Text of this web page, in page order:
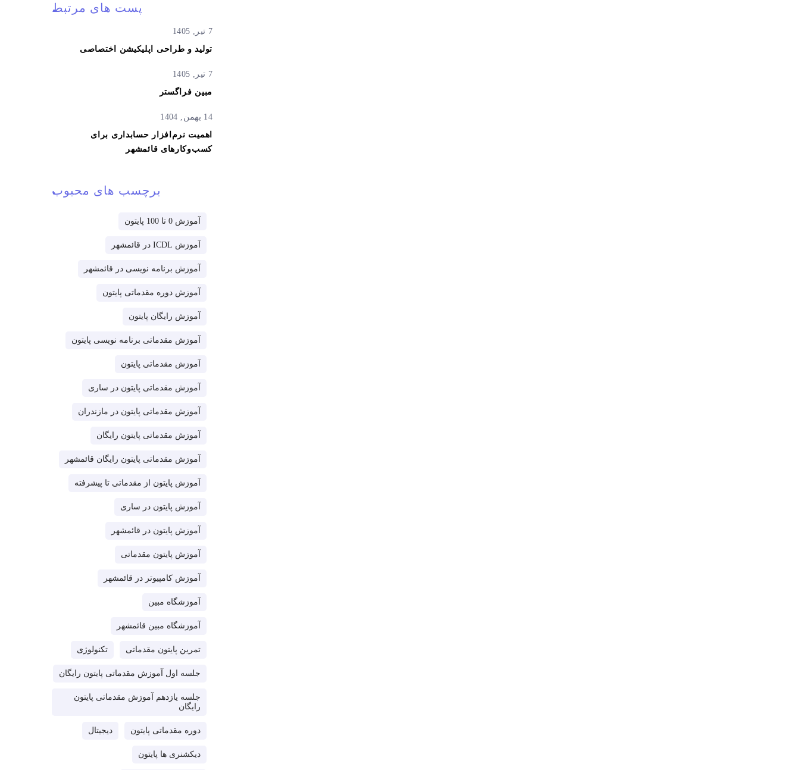
پست های مرتبط
7 تیر, 1405
تولید و طراحی اپلیکیشن اختصاصی
7 تیر, 1405
مبین فراگستر
14 بهمن, 1404
اهمیت نرم‌افزار حسابداری برای
کسب‌وکارهای قائمشهر
برچسب های محبوب
آموزش 0 تا 100 پایتون
آموزش ICDL در قائمشهر
آموزش برنامه نویسی در قائمشهر
آموزش دوره مقدماتی پایتون
آموزش رایگان پایتون
آموزش مقدماتی برنامه نویسی پایتون
آموزش مقدماتی پایتون
آموزش مقدماتی پایتون در ساری
آموزش مقدماتی پایتون در مازندران
آموزش مقدماتی پایتون رایگان
آموزش مقدماتی پایتون رایگان قائمشهر
آموزش پایتون از مقدماتی تا پیشرفته
آموزش پایتون در ساری
آموزش پایتون در قائمشهر
آموزش پایتون مقدماتی
آموزش کامپیوتر در قائمشهر
آموزشگاه مبین
آموزشگاه مبین قائمشهر
تمرین پایتون مقدماتی تکنولوژی
جلسه اول آموزش مقدماتی پایتون رایگان
جلسه یازدهم آموزش مقدماتی پایتون
رایگان
دوره مقدماتی پایتون دیجیتال
دیکشنری ها پایتون